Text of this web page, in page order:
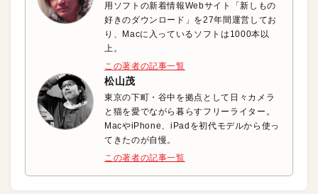
用ソフトの新着情報Webサイト「新しもの
好きのダウンロード」を27年間運営してお
り、Macに入っているソフトは1000本以
上。
この著者の記事一覧
松山茂
東京の下町・谷中を拠点として日々カメラ
と猫を愛でながら暮らすフリーライター。
MacやiPhone、iPadを初代モデルから使っ
てきたのが自慢。
この著者の記事一覧